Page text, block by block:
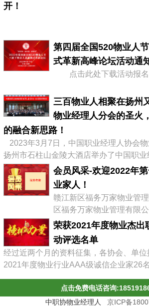
开！
第四届全国520物业人
式革新高峰论坛活动通
点击此处下载活动报
三百物业人相聚在扬州
物业经理人分会的圣火
的融合新思路！
2023年3月7日，中国职业经理人协会
扬州市石柱山金陵大酒店举办了中国职
人分会第二届会员大会暨物业企业转型发
全国物业协会、物业公司的300多位代表
会长继续连任会长，会议通过《中职协物
法》，并选举出了第二届分会理事会、第
长及名誉会长。 李占军连任...
会员风采-欢迎2022年
业家人！
赣江新区福务万家物业管
区福务万家物业管理有限
03月08日，属赣江控股集
子公司，目前在管11个项
物业管理，文化场馆管理
理服务，园区管理服务，
停车场管理服务，工程管
施管理服务，酒店管理服
务，会议及展览服务，礼...
荣获2021年度物业杰出
动评选名单
经过近两个月的资料征集，各协会、单位
2021年度物业行业AAA级诚信企业家26
85名；2021年度物业行业优秀总监38名
最具员工幸福感企业43家；2021年度物
点击免费电话咨询
中职协物业经理人 京ICP备